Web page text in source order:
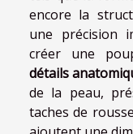
encore la
une précision
créer une
détails
de la peau,
taches de